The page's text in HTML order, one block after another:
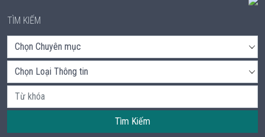
TÌM KIẾM
Tìm Kiếm